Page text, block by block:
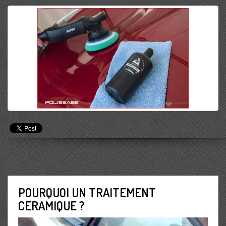
POURQUOI UN TRAITEMENT
CERAMIQUE ?
Lecteur